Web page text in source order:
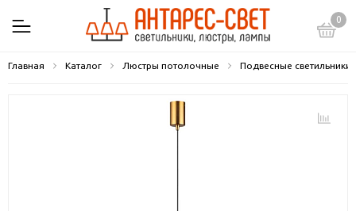
0
Главная Каталог Люстры потолочные Подвесные светильники